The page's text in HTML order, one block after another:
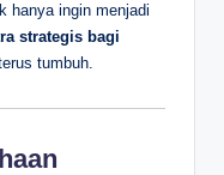
hanya ingin menjadi
strategis bagi
tumbuh.